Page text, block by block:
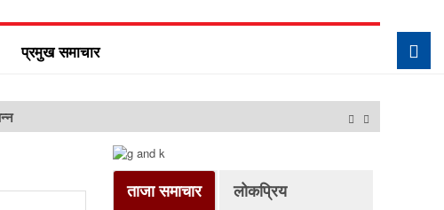
प्रमुख समाचार
टोकियोमा ‘एफएनजे
ताजा समाचार लोकप्रिय